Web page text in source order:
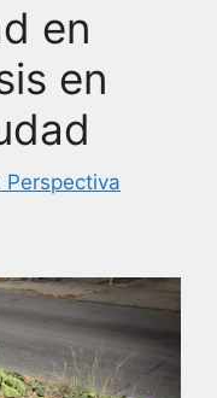
en
en
Perspectiva